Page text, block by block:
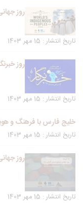
روز
تاریخ انتشار : 15 مهر 1403
روز
تاریخ انتشار : 15 مهر 1403
خلیج فارس با فرهنگ و
تاریخ انتشار : 15 مهر 1403
روز
تاریخ انتشار : 15 مهر 1403